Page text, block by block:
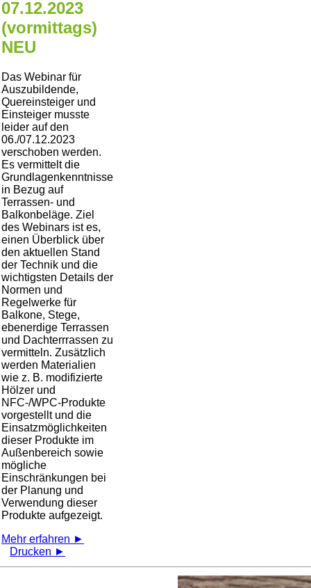
07.12.2023
(vormittags)
NEU
Das Webinar für
Auszubildende,
Quereinsteiger und
Einsteiger musste
leider auf den
06./07.12.2023
verschoben werden.
Es vermittelt die
Grundlagenkenntnisse
in Bezug auf
Terrassen- und
Balkonbeläge. Ziel
des Webinars ist es,
einen Überblick über
den aktuellen Stand
der Technik und die
wichtigsten Details der
Normen und
Regelwerke für
Balkone, Stege,
ebenerdige Terrassen
und Dachterrrassen zu
vermitteln. Zusätzlich
werden Materialien
wie z. B. modifizierte
Hölzer und
NFC-/WPC-Produkte
vorgestellt und die
Einsatzmöglichkeiten
dieser Produkte im
Außenbereich sowie
mögliche
Einschränkungen bei
der Planung und
Verwendung dieser
Produkte aufgezeigt.
Mehr erfahren ►
Drucken ►